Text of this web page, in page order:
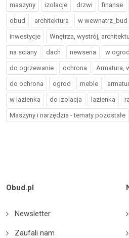
maszyny izolacje drzwi finanse
obud architektura w wewnatrz_bud
inwestycje Wnętrza, wystrój,
na sciany dach newseria w ogrod
do ogrzewanie ochrona Armatura,
do ochrona ogrod meble
w lazienka do izolacja lazienka
Maszyny i narzędzia - tematy pozostałe
Obud.pl
Newsletter
Zaufali nam